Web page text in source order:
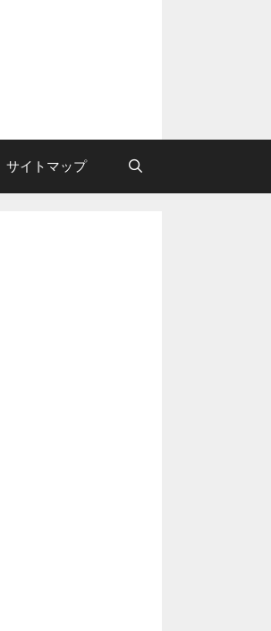
サイトマップ